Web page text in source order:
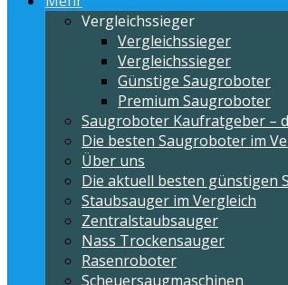
Vergleichssieger
Vergleichssieger
Vergleichssieger
Günstige Saugroboter
Premium Saugroboter
Saugroboter Kaufratgeber –
Die besten Saugroboter im
Über uns
Die aktuell besten günstigen
Staubsauger im Vergleich
Zentralstaubsauger
Nass Trockensauger
Rasenroboter
Scheuersaugmaschinen